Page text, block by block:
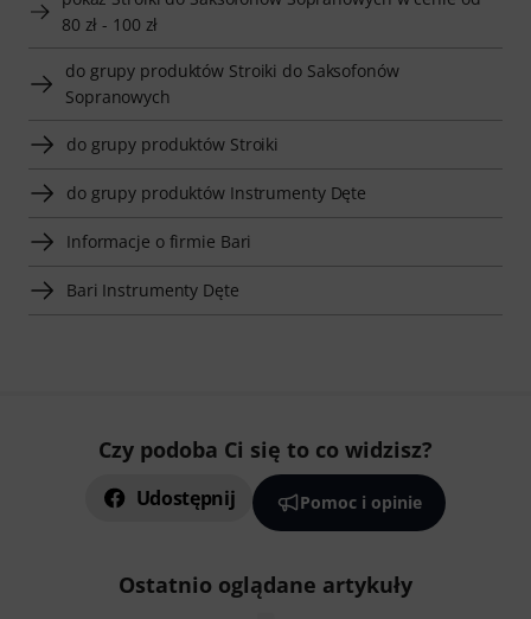
80 zł - 100 zł
do grupy produktów Stroiki do Saksofonów
Sopranowych
do grupy produktów Stroiki
do grupy produktów Instrumenty Dęte
Informacje o firmie Bari
Bari Instrumenty Dęte
Czy podoba Ci się to co widzisz?
Udostępnij Pomoc i opinie
Ostatnio oglądane artykuły